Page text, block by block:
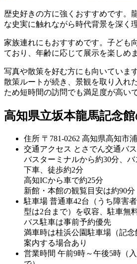
歴史好きの方に強くおすすめです。
な史実に触れながら時代背景を深く
家族連れにもおすすめです。子ども
ており、年齢に応じて展示を楽しめま
写真や散策を好む方にも向いていま
散策ルートが続き、景観を取り入れ
ため短時間の訪問でも満足度が高いで
高知県立坂本龍馬記念
住所 〒781-0262 高知県高知市
交通アクセス とさでん交通バ
バスターミナルから約30分、バ
下車、徒歩約2分
高知ICから車で約25分
新館・本館の観覧目安は約90分
駐車場 普通車42台（うち障害
型は2台まで）を収容、駐車無
バス駐車は事前予約優先
満車時は桂浜公園駐車場（記
案内する場合あり
営業時間 午前9時～午後5時（